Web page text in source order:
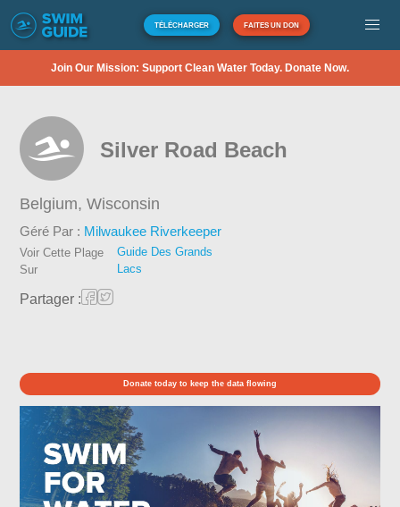
TÉLÉCHARGER FAITES UN DON
Join Our Mission: Support Clean Water Today. Donate Now.
Silver Road Beach
Belgium,Wisconsin
Géré Par : Milwaukee Riverkeeper
Voir Cette Plage
Sur
Guide Des Grands
Lacs
Partager :
Donate today to keep the data flowing